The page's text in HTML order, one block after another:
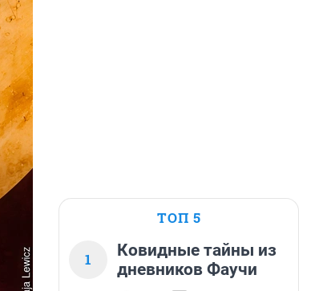
ТОП 5
1
Ковидные тайны из
дневников Фаучи